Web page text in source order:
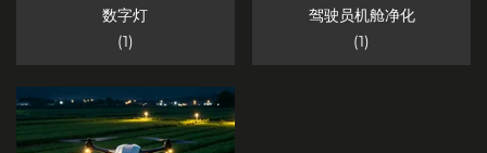
数字灯
(1)
驾驶员机舱净化
(1)